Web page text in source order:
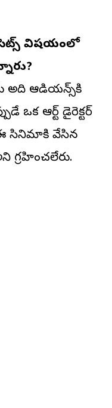
విషయంలో
అది ఆడియన్స్‌కి
ఒక ఆర్ట్ డైరెక్టర్
ఈ సినిమాకి వేసిన
గ్రహించలేరు.